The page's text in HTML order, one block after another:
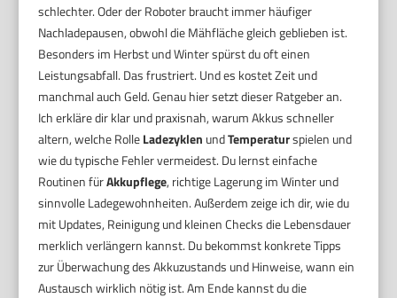
schlechter. Oder der Roboter braucht immer häufiger
Nachladepausen, obwohl die Mähfläche gleich geblieben ist.
Besonders im Herbst und Winter spürst du oft einen
Leistungsabfall. Das frustriert. Und es kostet Zeit und
manchmal auch Geld. Genau hier setzt dieser Ratgeber an.
Ich erkläre dir klar und praxisnah, warum Akkus schneller
altern, welche RolleLadezyklen undTemperaturspielen und
wie du typische Fehler vermeidest. Du lernst einfache
Routinen fürAkkupflege, richtige Lagerung im Winter und
sinnvolle Ladegewohnheiten. Außerdem zeige ich dir, wie du
mit Updates, Reinigung und kleinen Checks die Lebensdauer
merklich verlängern kannst. Du bekommst konkrete Tipps
zur Überwachung des Akkuzustands und Hinweise, wann ein
Austausch wirklich nötig ist. Am Ende kannst du die